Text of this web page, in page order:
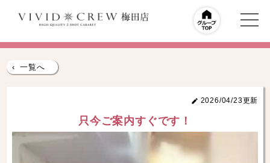
‹ 一覧へ
2026/04/23更新
只今ご案内すぐです！